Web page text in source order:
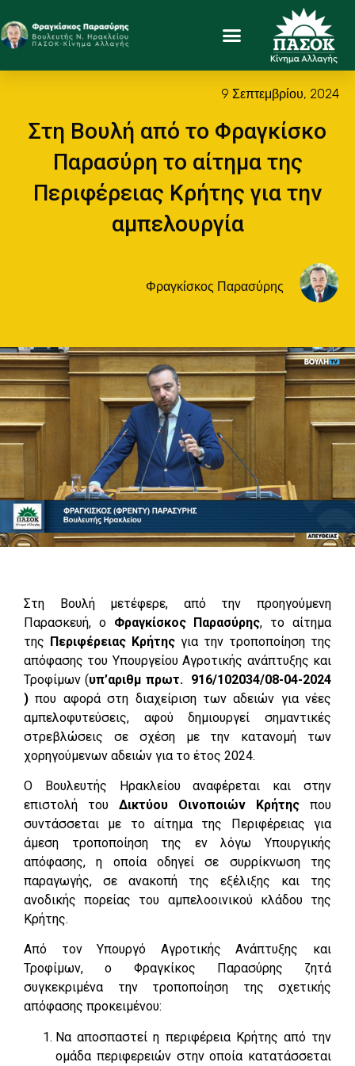
9 Σεπτεμβρίου, 2024
Στη Βουλή από το Φραγκίσκο
Παρασύρη το αίτημα της
Περιφέρειας Κρήτης για την
αμπελουργία
Φραγκίσκος Παρασύρης
Στη Βουλή μετέφερε, από την προηγούμενη
Παρασκευή, ο Φραγκίσκος Παρασύρης, το αίτημα
της Περιφέρειας Κρήτης για την τροποποίηση της
απόφασης του Υπουργείου Αγροτικής ανάπτυξης και
Τροφίμων (υπ’αριθμ πρωτ. 916/102034/08-04-2024
)που αφορά στη διαχείριση των αδειών για νέες
αμπελοφυτεύσεις, αφού δημιουργεί σημαντικές
στρεβλώσεις σε σχέση με την κατανομή των
χορηγούμενων αδειών για το έτος 2024.
Ο Βουλευτής Ηρακλείου αναφέρεται και στην
επιστολή του Δικτύου Οινοποιών Κρήτης που
συντάσσεται με το αίτημα της Περιφέρειας για
άμεση τροποποίηση της εν λόγω Υπουργικής
απόφασης, η οποία οδηγεί σε συρρίκνωση της
παραγωγής, σε ανακοπή της εξέλιξης και της
ανοδικής πορείας του αμπελοοινικού κλάδου της
Κρήτης.
Από τον Υπουργό Αγροτικής Ανάπτυξης και
Τροφίμων, ο Φραγκίκος Παρασύρης ζητά
συγκεκριμένα την τροποποίηση της σχετικής
απόφασης προκειμένου:
Να αποσπαστεί η περιφέρεια Κρήτης από την
ομάδα περιφερειών στην οποία κατατάσσεται